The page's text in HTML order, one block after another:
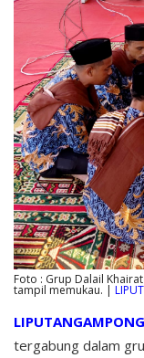
Foto : Grup Dalail
tampil memukau. |
tergabung dalam